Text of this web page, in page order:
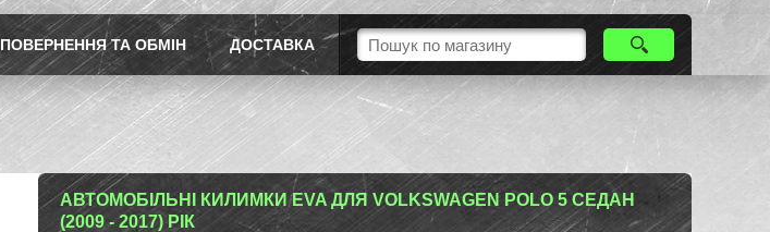
ПОВЕРНЕННЯ ТА ОБМІН ДОСТАВКА
АВТОМОБІЛЬНІ КИЛИМКИ EVA ДЛЯ VOLKSWAGEN POLO 5 СЕДАН
(2009 - 2017) РІК